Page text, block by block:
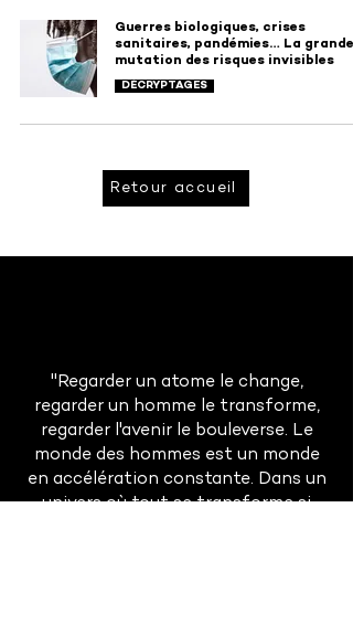
Guerres biologiques, crises
sanitaires, pandémies… La grande
mutation des risques invisibles
DÉCRYPTAGES
Retour accueil
"Regarder un atome le change,
regarder un homme le transforme,
regarder l'avenir le bouleverse. Le
monde des hommes est un monde
en accélération constante. Dans un
univers où tout se transforme si